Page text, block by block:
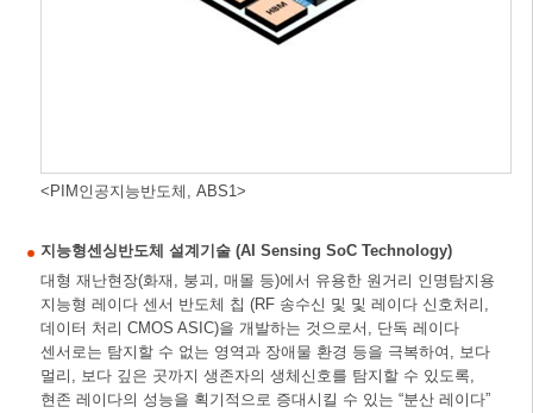
<PIM인공지능반도체, ABS1>
지능형센싱반도체 설계기술 (AI Sensing SoC Technology)
대형 재난현장(화재, 붕괴, 매몰 등)에서 유용한 원거리 인명탐지용
지능형 레이다 센서 반도체 칩 (RF 송수신 및 및 레이다 신호처리,
데이터 처리 CMOS ASIC)을 개발하는 것으로서, 단독 레이다
센서로는 탐지할 수 없는 영역과 장애물 환경 등을 극복하여, 보다
멀리, 보다 깊은 곳까지 생존자의 생체신호를 탐지할 수 있도록,
현존 레이다의 성능을 획기적으로 증대시킬 수 있는 “분산 레이다”